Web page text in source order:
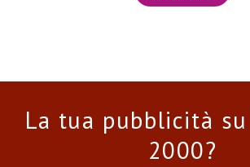
La tua pubblicità
2000?